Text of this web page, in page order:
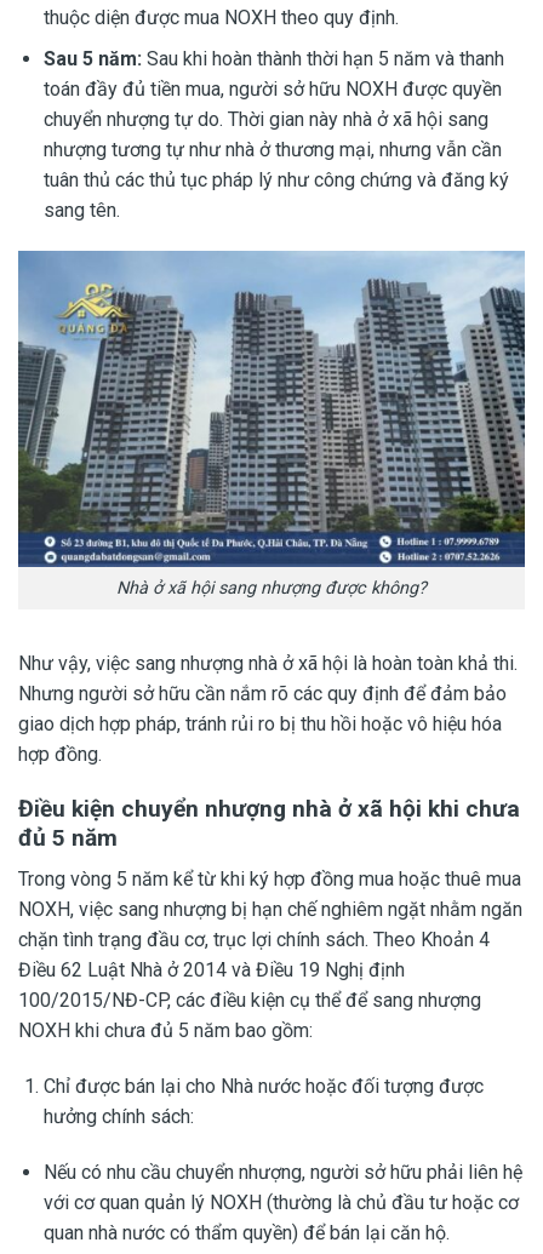
thuộc diện được mua NOXH theo quy định.
Sau 5 năm: Sau khi hoàn thành thời hạn 5 năm và thanh
toán đầy đủ tiền mua, người sở hữu NOXH được quyền
chuyển nhượng tự do. Thời gian này nhà ở xã hội sang
nhượng tương tự như nhà ở thương mại, nhưng vẫn cần
tuân thủ các thủ tục pháp lý như công chứng và đăng ký
sang tên.
Nhà ở xã hội sang nhượng được không?
Như vậy, việc sang nhượng nhà ở xã hội là hoàn toàn khả thi.
Nhưng người sở hữu cần nắm rõ các quy định để đảm bảo
giao dịch hợp pháp, tránh rủi ro bị thu hồi hoặc vô hiệu hóa
hợp đồng.
Điều kiện chuyển nhượng nhà ở xã hội khi chưa
đủ 5 năm
Trong vòng 5 năm kể từ khi ký hợp đồng mua hoặc thuê mua
NOXH, việc sang nhượng bị hạn chế nghiêm ngặt nhằm ngăn
chặn tình trạng đầu cơ, trục lợi chính sách. Theo Khoản 4
Điều 62 Luật Nhà ở 2014 và Điều 19 Nghị định
100/2015/NĐ-CP, các điều kiện cụ thể để sang nhượng
NOXH khi chưa đủ 5 năm bao gồm:
Chỉ được bán lại cho Nhà nước hoặc đối tượng được
hưởng chính sách:
Nếu có nhu cầu chuyển nhượng, người sở hữu phải liên hệ
với cơ quan quản lý NOXH (thường là chủ đầu tư hoặc cơ
quan nhà nước có thẩm quyền) để bán lại căn hộ.